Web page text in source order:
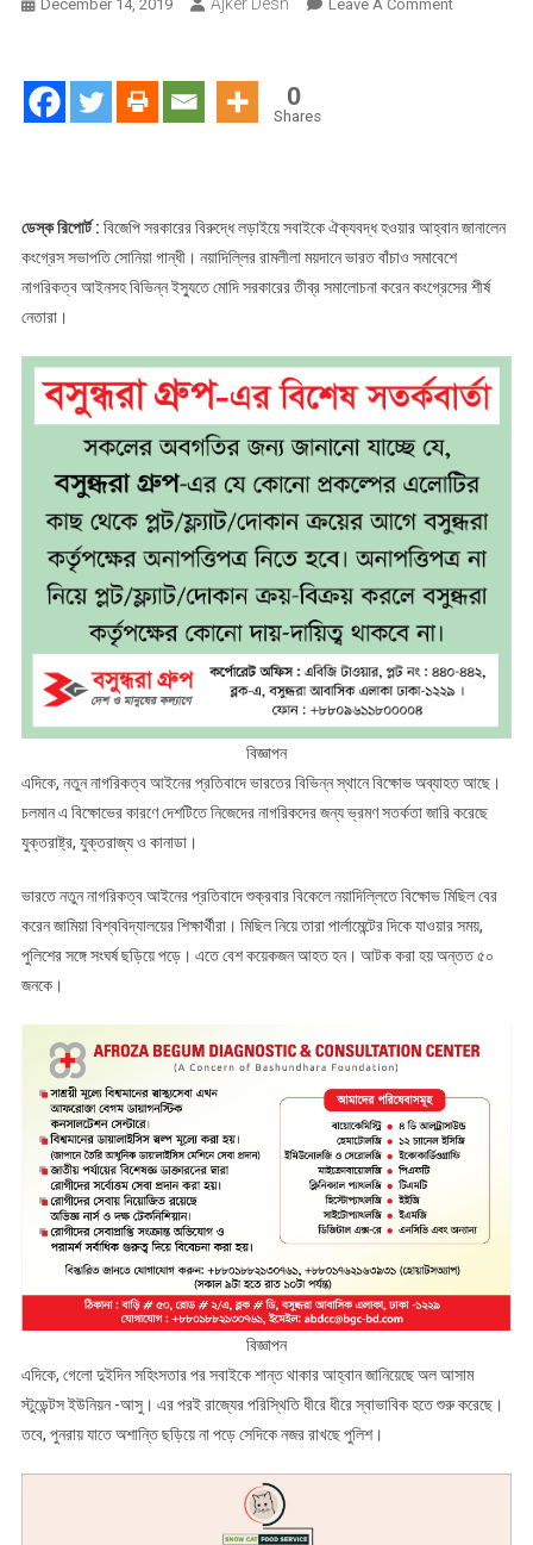
December 14, 2019 Leave A Comment
0
Shares
ডেস্ক রিপোর্ট : বিজেপি সরকারের বিরুদ্ধে লড়াইয়ে সবাইকে ঐক্যবদ্ধ হওয়ার আহ্বান জানালেন
কংগ্রেস সভাপতি সোনিয়া গান্ধী। নয়াদিল্লির রামলীলা ময়দানে ভারত বাঁচাও সমাবেশে
নাগরিকত্ব আইনসহ বিভিন্ন ইস্যুতে মোদি সরকারের তীব্র সমালোচনা করেন কংগ্রেসের শীর্ষ
নেতারা।
বিজ্ঞাপন
এদিকে, নতুন নাগরিকত্ব আইনের প্রতিবাদে ভারতের বিভিন্ন স্থানে বিক্ষোভ অব্যাহত আছে।
চলমান এ বিক্ষোভের কারণে দেশটিতে নিজেদের নাগরিকদের জন্য ভ্রমণ সতর্কতা জারি করেছে
যুক্তরাষ্ট্র, যুক্তরাজ্য ও কানাডা।
ভারতে নতুন নাগরিকত্ব আইনের প্রতিবাদে শুক্রবার বিকেলে নয়াদিল্লিতে বিক্ষোভ মিছিল বের
করেন জামিয়া বিশ্ববিদ্যালয়ের শিক্ষার্থীরা। মিছিল নিয়ে তারা পার্লামেন্টের দিকে যাওয়ার সময়,
পুলিশের সঙ্গে সংঘর্ষ ছড়িয়ে পড়ে। এতে বেশ কয়েকজন আহত হন। আটক করা হয় অন্তত ৫০
জনকে।
বিজ্ঞাপন
এদিকে, গেলো দুইদিন সহিংসতার পর সবাইকে শান্ত থাকার আহ্বান জানিয়েছে অল আসাম
স্টুডেন্টস ইউনিয়ন -আসু। এর পরই রাজ্যের পরিস্থিতি ধীরে ধীরে স্বাভাবিক হতে শুরু করেছে।
তবে, পুনরায় যাতে অশান্তি ছড়িয়ে না পড়ে সেদিকে নজর রাখছে পুলিশ।